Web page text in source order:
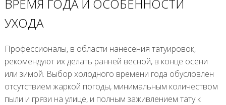
ВРЕМЯ ГОДА И ОСОБЕННОСТИ
УХОДА
Профессионалы, в области нанесения татуировок,
рекомендуют их делать ранней весной, в конце осени
или зимой. Выбор холодного времени года обусловлен
отсутствием жаркой погоды, минимальным количеством
пыли и грязи на улице, и полным заживлением тату к